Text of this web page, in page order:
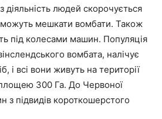
діяльність людей скорочується
можуть мешкати вомбати. Також
під колесами машин. Популяція
вомбата, налічує
і всі вони живуть на території
300 Га. До Червоної
з підвидів короткошерстого